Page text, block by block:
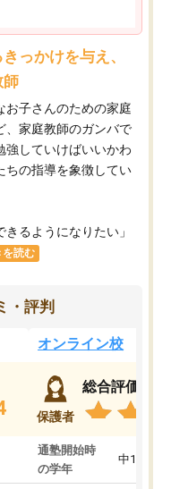
っかけを与え、
師
お子さんのための家庭
、家庭教師のガンバで
強していけばいいかわ
ちの指導を象徴してい
るようになりたい」
を読む
・評判
オンライン校
保護者
総合評価
通塾開始時
の学年
中1